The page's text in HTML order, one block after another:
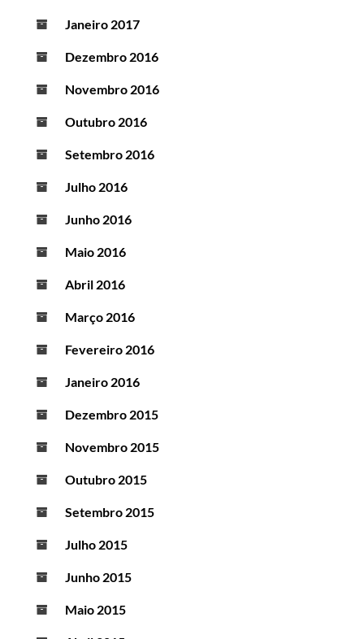
Janeiro 2017
Dezembro 2016
Novembro 2016
Outubro 2016
Setembro 2016
Julho 2016
Junho 2016
Maio 2016
Abril 2016
Março 2016
Fevereiro 2016
Janeiro 2016
Dezembro 2015
Novembro 2015
Outubro 2015
Setembro 2015
Julho 2015
Junho 2015
Maio 2015